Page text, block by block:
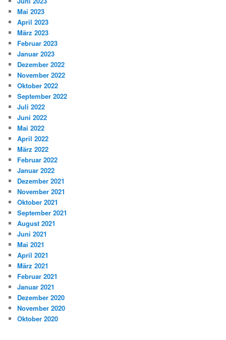
Mai 2023
April 2023
März 2023
Februar 2023
Januar 2023
Dezember 2022
November 2022
Oktober 2022
September 2022
Juli 2022
Juni 2022
Mai 2022
April 2022
März 2022
Februar 2022
Januar 2022
Dezember 2021
November 2021
Oktober 2021
September 2021
August 2021
Juni 2021
Mai 2021
April 2021
März 2021
Februar 2021
Januar 2021
Dezember 2020
November 2020
Oktober 2020